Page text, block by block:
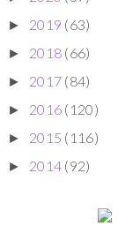
► 2019 (63)
► 2018 (66)
► 2017 (84)
► 2016 (120)
► 2015 (116)
► 2014 (92)